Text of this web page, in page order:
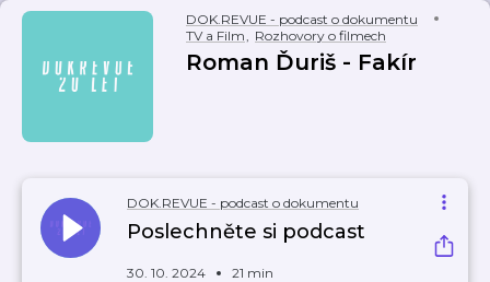
DOK.REVUE - podcast o dokumentu
TV a Film, Rozhovory o filmech
Roman Ďuriš - Fakír
DOK.REVUE - podcast o dokumentu
Poslechněte si podcast
30. 10. 2024 21 min